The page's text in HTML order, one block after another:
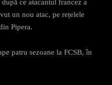
ce atacantul francez a
un nou atac, pe rețelele
Pipera.
patru sezoane la FCSB, în